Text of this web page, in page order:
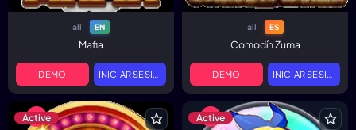
all EN
Mafia
DEMO INICIAR SESIÓN
all ES
Comodín Zuma
DEMO INICIAR SESIÓN
Active Active